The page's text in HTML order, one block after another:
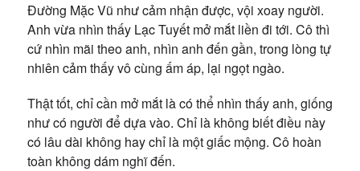
Đường Mặc Vũ như cảm nhận được, vội xoay người.
Anh vừa nhìn thấy Lạc Tuyết mở mắt liền đi tới. Cô thì
cứ nhìn mãi theo anh, nhìn anh đến gần, trong lòng tự
nhiên cảm thấy vô cùng ấm áp, lại ngọt ngào.
Thật tốt, chỉ cần mở mắt là có thể nhìn thấy anh, giống
như có người để dựa vào. Chỉ là không biết điều này
có lâu dài không hay chỉ là một giấc mộng. Cô hoàn
toàn không dám nghĩ đến.